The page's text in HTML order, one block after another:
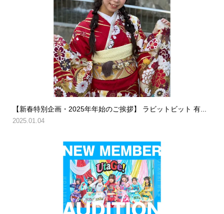
【新春特別企画・2025年年始のご挨拶】 ラビットビット 有...
2025.01.04